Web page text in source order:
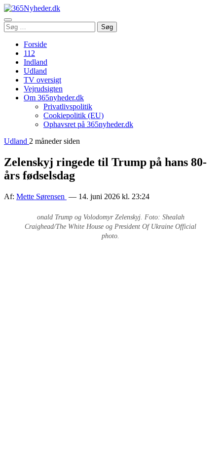
Åbn
menu
Søg
efter:
Søg
Forside
112
Indland
Udland
TV oversigt
Vejrudsigten
Om 365nyheder.dk
Privatlivspolitik
Cookiepolitik (EU)
Ophavsret på 365nyheder.dk
Udland 2 måneder siden
Zelenskyj ringede til Trump på hans 80-
års fødselsdag
Af: Mette Sørensen — 14. juni 2026 kl. 23:24
onald Trump og Volodomyr Zelenskyj. Foto: Shealah
Craighead/The White House og President Of Ukraine Official
photo.